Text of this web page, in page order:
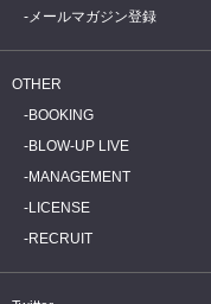
メールマガジン登録
OTHER
BOOKING
BLOW-UP LIVE
MANAGEMENT
LICENSE
RECRUIT